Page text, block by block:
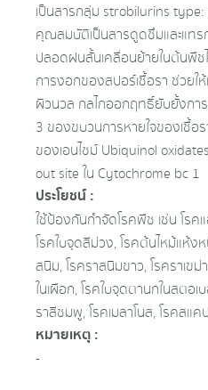
เป็นสารกลุ่ม strobilurins
คุณสมบัติเป็นสารดูดซึมและแทร
ปลอดฝนสั้นเคลื่อนย้ายในต้นพืช
การงอกของสปอร์เชื้อรา ช่วยใ
ผิวนวล กลไกออกฤทธิ์ยับยั้งกา
3 ของขบวนการหายใจของเชื้อ
ของเอนไซม์ Ubiquinol
out site ใน Cytochrome bc 1
ประโยชน์ :
ใช้ป้องกันกําจัดโรคพืช เช่น โรค
โรคใบจุดสีม่วง, โรคต้นไหม้แห้ง
สนิม, โรคราสนิมขาว, โรคราเขม่
ในเผือก, โรคใบจุดตานกในสตอเ
ราสีชมพู, โรคเมลาโนส, โรคสแคป
หมายเหตุ :
-